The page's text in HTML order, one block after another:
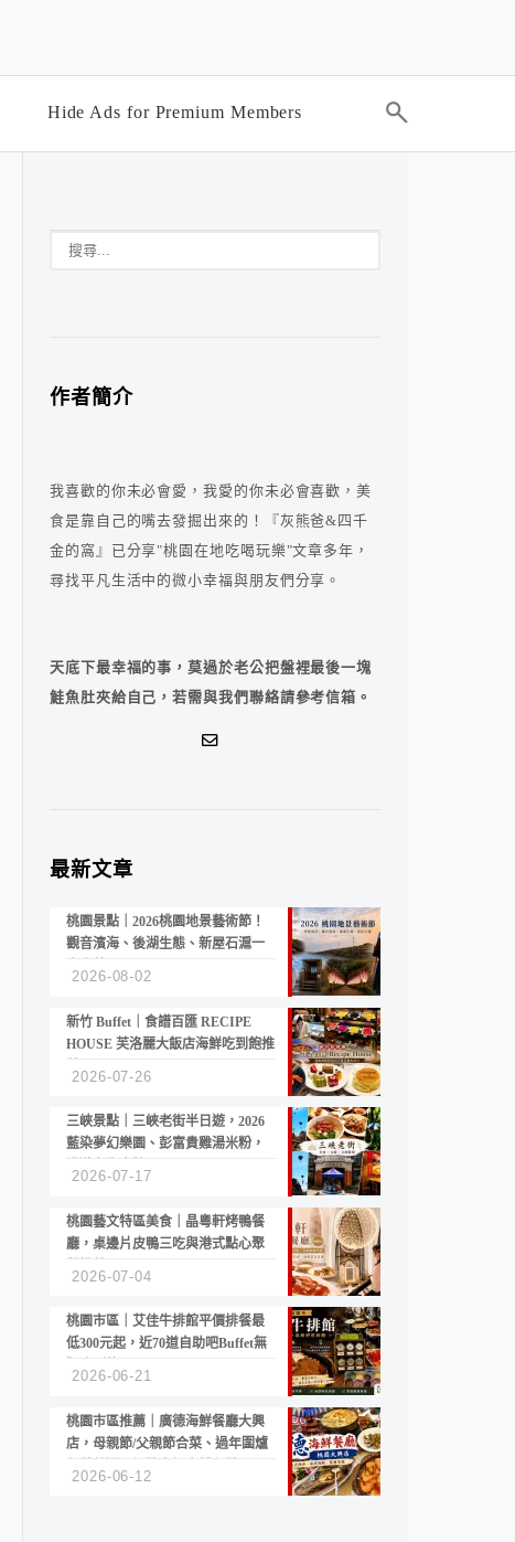
Hide Ads for Premium Members
作者簡介
我喜歡的你未必會愛，我愛的你未必會喜歡，美
食是靠自己的嘴去發掘出來的！『灰熊爸&四千
金的窩』已分享"桃園在地吃喝玩樂"文章多年，
尋找平凡生活中的微小幸福與朋友們分享。
天底下最幸福的事，莫過於老公把盤裡最後一塊
鮭魚肚夾給自己，若需與我們聯絡請參考信箱。
最新文章
桃園景點｜2026桃園地景藝術節！
觀音濱海、後湖生態、新屋石滬一
2026-08-02
新竹 Buffet｜食譜百匯 RECIPE
HOUSE 芙洛麗大飯店海鮮吃到飽推
2026-07-26
三峽景點｜三峽老街半日遊，2026
藍染夢幻樂園、彭富貴雞湯米粉，
2026-07-17
桃園藝文特區美食｜晶粵軒烤鴨餐
廳，桌邊片皮鴨三吃與港式點心聚
2026-07-04
桃園市區｜艾佳牛排館平價排餐最
低300元起，近70道自助吧Buffet無
2026-06-21
桃園市區推薦｜廣德海鮮餐廳大興
店，母親節/父親節合菜、過年圍爐
2026-06-12